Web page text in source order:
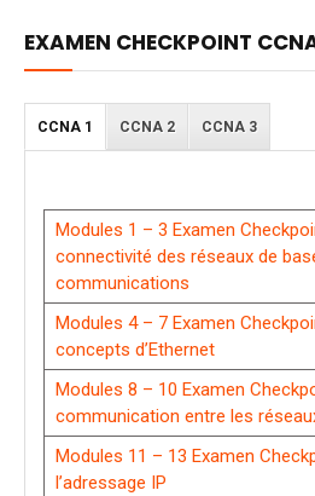
EXAMEN CHECKPOINT
CCNA 1 CCNA 2 CCNA 3
Modules 1 – 3 Examen
connectivité des réseaux de
communications
Modules 4 – 7 Examen
concepts d’Ethernet
Modules 8 – 10 Examen
communication entre les
Modules 11 – 13 Examen
l’adressage IP